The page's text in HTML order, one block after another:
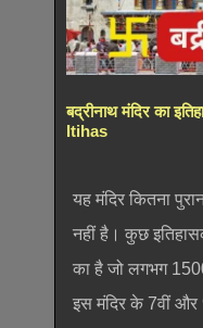
बद्रीनाथ मंदिर का
Itihas
यह मंदिर कितना
नहीं है। कुछ
का है जो लगभग
इस मंदिर के 7वीं और